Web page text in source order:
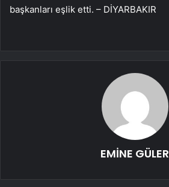
başkanları eşlik etti. – DİYARBAKIR
EMİNE GÜLER